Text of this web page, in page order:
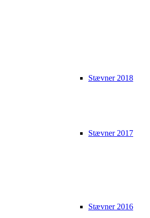
Stævner 2018
Stævner 2017
Stævner 2016